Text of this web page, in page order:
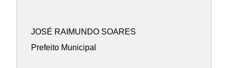
JOSÉ RAIMUNDO SOARES
Prefeito Municipal